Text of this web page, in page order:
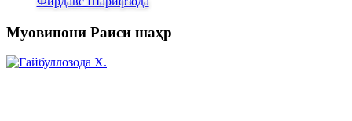
Муовинони Раиси шаҳр